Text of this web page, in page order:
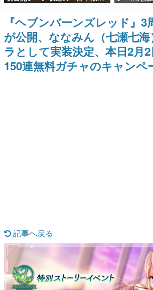
事をまとめました。
ゲームの企画書
名作ゲームクリエイターの方々に
聞きし、ヒットする企画（ゲーム）
きます。
赫本
この物語を解いてはいけない。『赫
なんでゲームは面白い？
ゲーム開発者・hamatsu氏がゲー
具体的な形から解き明かしていく
です。
定」予告映像が解禁。バイオの
日（8月10日）にあわせて、
「ラクーンシティ総合病院」へ
行く配達人の姿が披露
んと旅立
「660円
中。原作
と板鼻利幸
前日譚
『ヘブンバーンズレッド』3
が公開、ななみん（七瀬七
ラとして実装決定、本日2月
150連無料ガチャのキャンペ
記事へ戻る